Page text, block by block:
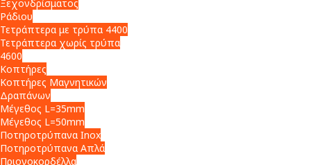
Ξεχονδρίσματος
Ράδιου
Τετράπτερα με τρύπα 4400
Τετράπτερα χωρίς τρύπα
4600
Κοπτήρες
Κοπτήρες Μαγνητικών
Δραπάνων
Μέγεθος L=35mm
Μέγεθος L=50mm
Ποτηροτρύπανα Inox
Ποτηροτρύπανα Απλά
Πριονοκορδέλλα